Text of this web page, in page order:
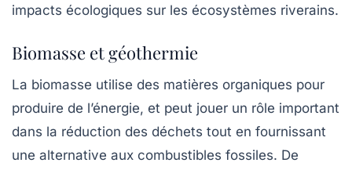
impacts écologiques sur les écosystèmes riverains.
Biomasse et géothermie
La biomasse utilise des matières organiques pour
produire de l’énergie, et peut jouer un rôle important
dans la réduction des déchets tout en fournissant
une alternative aux combustibles fossiles. De